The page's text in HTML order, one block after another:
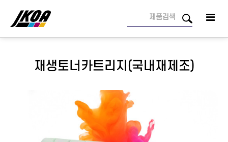
재생토너카트리지(국내재제조)